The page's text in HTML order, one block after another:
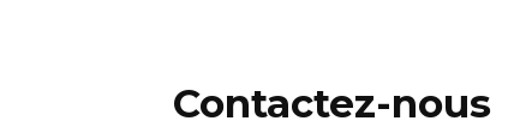
Contactez-nous